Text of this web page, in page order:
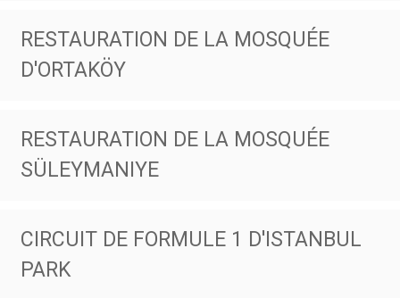
RESTAURATION DE LA MOSQUÉE
D'ORTAKÖY
RESTAURATION DE LA MOSQUÉE
SÜLEYMANIYE
CIRCUIT DE FORMULE 1 D'ISTANBUL
PARK